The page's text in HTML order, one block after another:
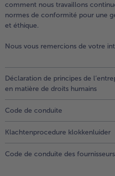
comment nous travaillons
normes de conformité pour une
et éthique.
Nous vous remercions de votre
Déclaration de principes de
en matière de droits humains
Code de conduite
Klachtenprocedure klokkenluider
Code de conduite des fournisseurs